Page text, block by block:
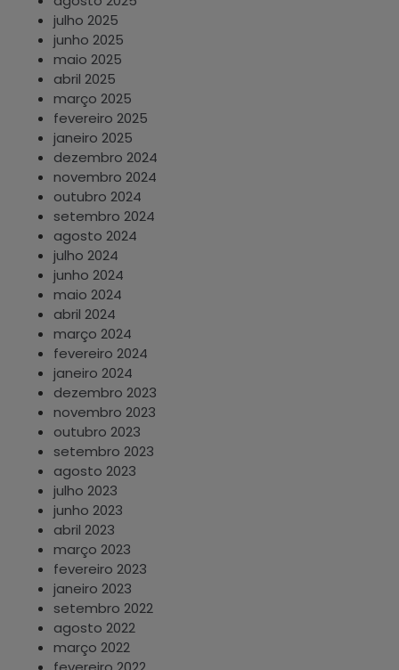
julho 2025
junho 2025
maio 2025
abril 2025
março 2025
fevereiro 2025
janeiro 2025
dezembro 2024
novembro 2024
outubro 2024
setembro 2024
agosto 2024
julho 2024
junho 2024
maio 2024
abril 2024
março 2024
fevereiro 2024
janeiro 2024
dezembro 2023
novembro 2023
outubro 2023
setembro 2023
agosto 2023
julho 2023
junho 2023
abril 2023
março 2023
fevereiro 2023
janeiro 2023
setembro 2022
agosto 2022
março 2022